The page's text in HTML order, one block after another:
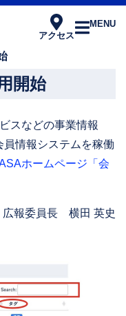
アクセス
MENU
開始
スなどの事業情報
情報システムを稼働
ホームページ「会
広報委員長 横田 英史